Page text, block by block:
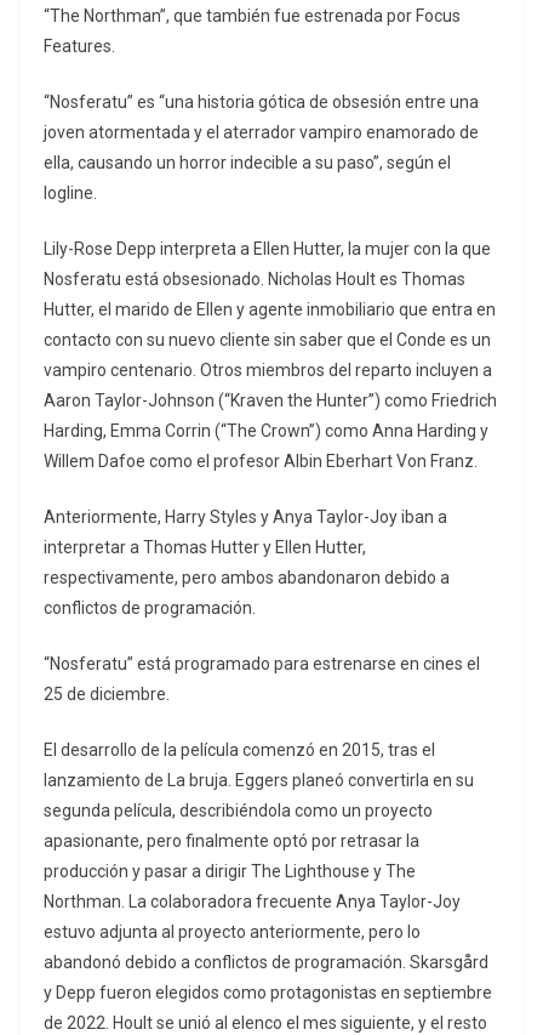
“The Northman”, que también fue estrenada por Focus
Features.
“Nosferatu” es “una historia gótica de obsesión entre una
joven atormentada y el aterrador vampiro enamorado de
ella, causando un horror indecible a su paso”, según el
logline.
Lily-Rose Depp interpreta a Ellen Hutter, la mujer con la que
Nosferatu está obsesionado. Nicholas Hoult es Thomas
Hutter, el marido de Ellen y agente inmobiliario que entra en
contacto con su nuevo cliente sin saber que el Conde es un
vampiro centenario. Otros miembros del reparto incluyen a
Aaron Taylor-Johnson (“Kraven the Hunter”) como Friedrich
Harding, Emma Corrin (“The Crown”) como Anna Harding y
Willem Dafoe como el profesor Albin Eberhart Von Franz.
Anteriormente, Harry Styles y Anya Taylor-Joy iban a
interpretar a Thomas Hutter y Ellen Hutter,
respectivamente, pero ambos abandonaron debido a
conflictos de programación.
“Nosferatu” está programado para estrenarse en cines el
25 de diciembre.
El desarrollo de la película comenzó en 2015, tras el
lanzamiento de La bruja. Eggers planeó convertirla en su
segunda película, describiéndola como un proyecto
apasionante, pero finalmente optó por retrasar la
producción y pasar a dirigir The Lighthouse y The
Northman. La colaboradora frecuente Anya Taylor-Joy
estuvo adjunta al proyecto anteriormente, pero lo
abandonó debido a conflictos de programación. Skarsgård
y Depp fueron elegidos como protagonistas en septiembre
de 2022. Hoult se unió al elenco el mes siguiente, y el resto